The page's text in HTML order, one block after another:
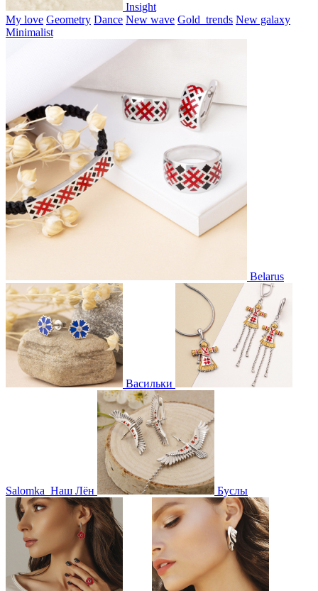
Insight
My love Geometry Dance New wave Gold_trends New galaxy
Minimalist
Belarus
Васильки
Salomka Наш Лён Буслы